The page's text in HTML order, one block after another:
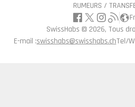
RUMEURS /
SwissHabs © 2026, Tous
E-mail :swisshabs@swisshabs.chTel/